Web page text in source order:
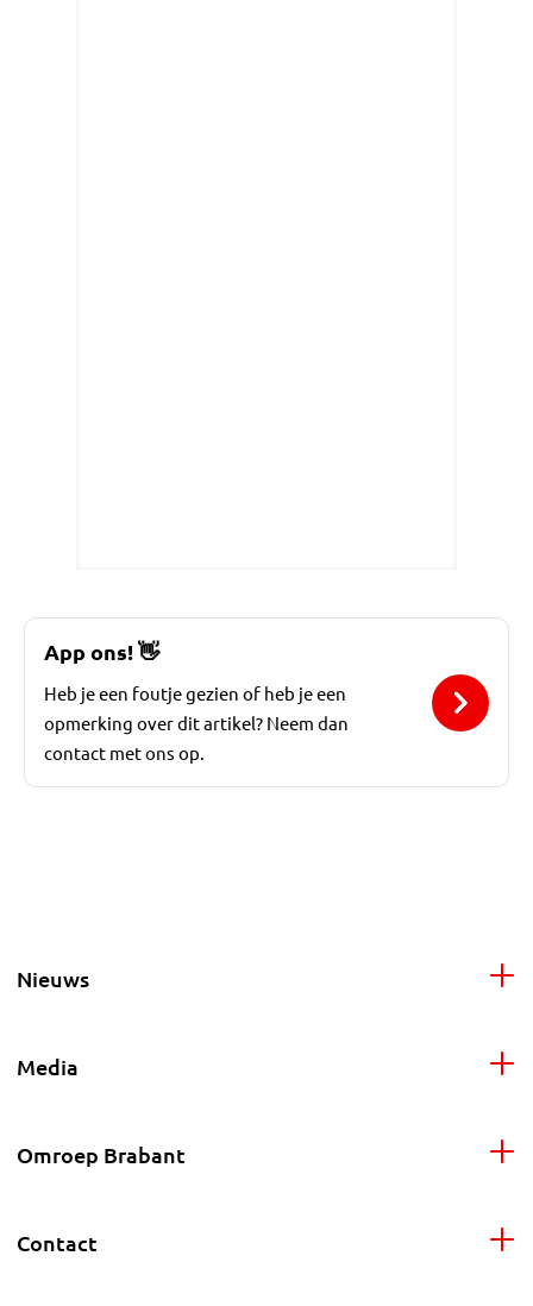
App ons!👋
Heb je een foutje gezien of heb je een
opmerking over dit artikel? Neem dan
contact met ons op.
Nieuws
Media
Omroep Brabant
Contact